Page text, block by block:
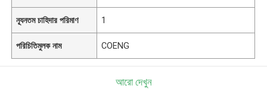
ন্যূনতম চাহিদার পরিমাণ 1
পরিচিতিমুলক নাম COENG
আরো দেখুন